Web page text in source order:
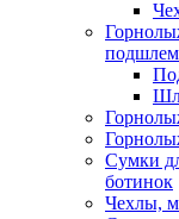
Сумки
ботинок
Чехлы,